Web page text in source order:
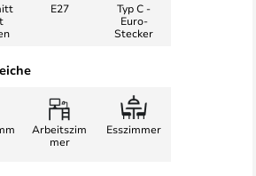
E27
Typ C -
Euro-
Stecker
Arbeitszim
mer
Esszimmer